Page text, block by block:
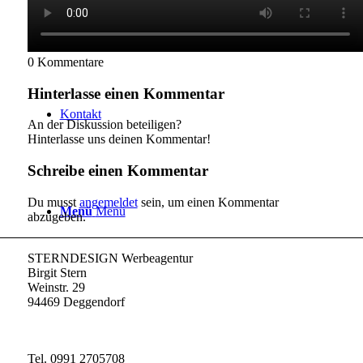
Über mich
Kontakt
Menü Menü
0 Kommentare
Hinterlasse einen Kommentar
An der Diskussion beteiligen?
Hinterlasse uns deinen Kommentar!
Schreibe einen Kommentar
Du musst angemeldetsein, um einen Kommentar
abzugeben.
STERNDESIGN Werbeagentur
Birgit Stern
Weinstr. 29
94469 Deggendorf
Tel. 0991 2705708